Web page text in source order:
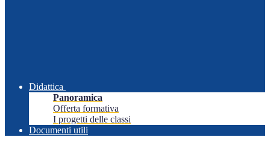
Didattica
Panoramica
Offerta formativa
I progetti delle classi
Documenti utili